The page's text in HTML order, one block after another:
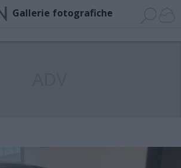
Gallerie fotografiche